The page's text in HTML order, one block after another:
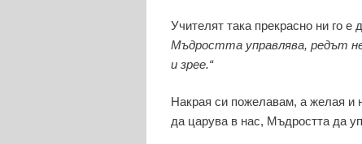
Учителят така прекрасно ни го е
Мъдростта управлява, редът
и зрее.“
Накрая си пожелавам, а желая и
да царува в нас, Мъдростта да